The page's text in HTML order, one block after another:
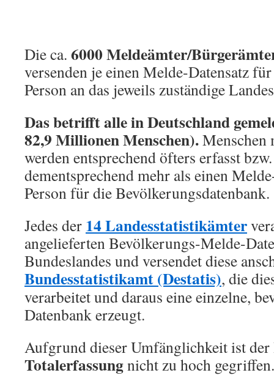
Die ca. 6000 Meldeämter/
versenden je einen Melde-Datensatz
Person an das jeweils zuständige
Das betrifft alle in Deutschland
82,9 Millionen Menschen).Menschen
werden entsprechend öfters erfasst
dementsprechend mehr als einen
Person für die Bevölkerungsdatenbank.
Jedes der 14 Landesstatistikämter
angelieferten Bevölkerungs-Melde-
Bundeslandes und versendet diese
Bundesstatistikamt (Destatis), die
verarbeitet und daraus eine einzelne,
Datenbank erzeugt.
Aufgrund dieser Umfänglichkeit ist
Totalerfassungnicht zu hoch gegriffen.